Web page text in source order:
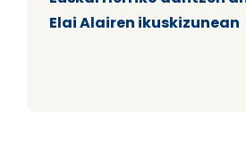
Elai Alairen ikuskizunean